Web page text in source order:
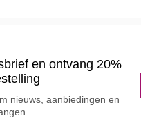
en ontvang 20%
nieuws, aanbiedingen en